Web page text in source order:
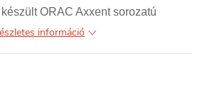
ORAC Axxent sorozatú
információ